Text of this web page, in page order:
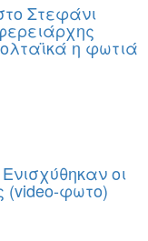
Στεφάνι
η φωτιά
οι
(video-φωτο)